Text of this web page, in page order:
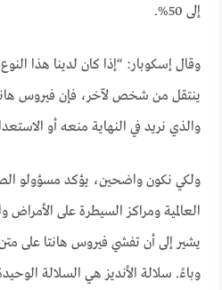
إلى 50%.
وقال إسكوبار: “إذا كان لدينا هذا
ينتقل من شخص لآخر، فإن فيروس
والذي نريد في النهاية منعه أو
ولكي نكون واضحين، يؤكد مسؤولو
العالمية ومراكز السيطرة على الأمراض
يشير إلى أن تفشي فيروس هانتا على
وباءً. سلالة الأنديز هي السلالة